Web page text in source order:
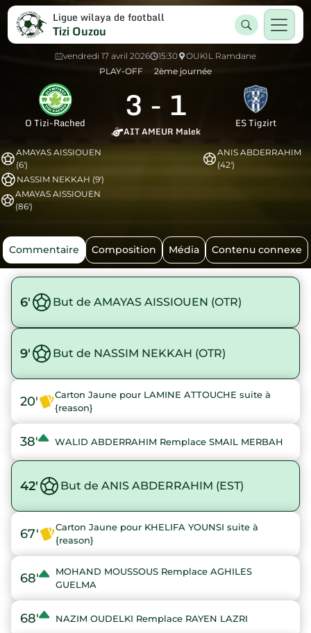
Ligue wilaya de football
Tizi Ouzou
vendredi 17 avril 2026 15:30
OUKIL Ramdane
PLAY-OFF
2ème journée
O Tizi-Rached 3 - 1
AIT AMEUR Malek
ES Tigzirt
AMAYAS AISSIOUEN
(6')
NASSIM NEKKAH (9')
AMAYAS AISSIOUEN
(86')
ANIS ABDERRAHIM
(42')
Commentaire Composition Média Contenu connexe
6' But de AMAYAS AISSIOUEN (OTR)
9' But de NASSIM NEKKAH (OTR)
20'
Carton Jaune pour LAMINE ATTOUCHE suite à
{reason}
38' WALID ABDERRAHIM Remplace SMAIL MERBAH
42' But de ANIS ABDERRAHIM (EST)
67'
Carton Jaune pour KHELIFA YOUNSI suite à
{reason}
68'
MOHAND MOUSSOUS Remplace AGHILES
GUELMA
68' NAZIM OUDELKI Remplace RAYEN LAZRI